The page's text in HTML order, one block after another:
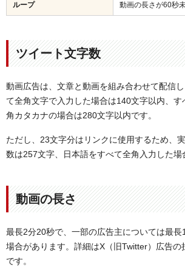
ループ 動画の長さが60秒
ツイート文字数
動画広告は、文章と動画を組み合わせて配信
て全角文字で入力した場合は140文字以内、
角カタカナの場合は280文字以内です。
ただし、23文字分はリンクに使用するため、
数は257文字、日本語をすべて全角入力した場
動画の長さ
最長2分20秒で、一部の広告主については最長
場合があります。詳細はX（旧Twitter）広告の
です。